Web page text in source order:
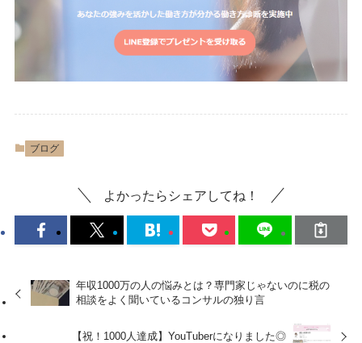
ブログ
よかったらシェアしてね！
年収1000万の人の悩みとは？専門家じゃないのに税の
相談をよく聞いているコンサルの独り言
【祝！1000人達成】YouTuberになりました◎